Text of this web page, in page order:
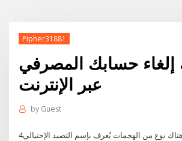
Pipher31881
إلغاء حسابك المصرفي
عبر الإنترنت
by Guest
4‏‏/6‏‏/1442 بعد الهجرة هناك نوع من الهجمات يُعرف بإسم التصيد الإحتيالي